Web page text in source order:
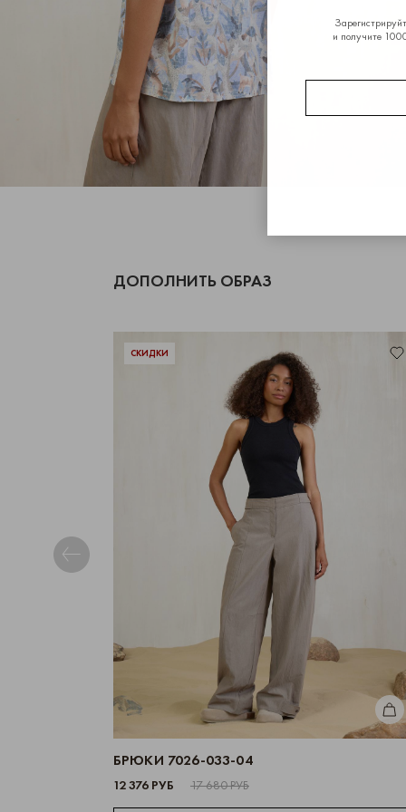
и получите
ДОПОЛНИТЬ ОБРАЗ
СКИДКИ
БРЮКИ 7026-033-04
12 376 РУБ 17 680 РУБ